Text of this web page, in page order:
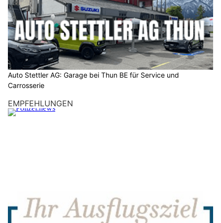
Auto Stettler AG: Garage bei Thun BE für Service und
Carrosserie
EMPFEHLUNGEN